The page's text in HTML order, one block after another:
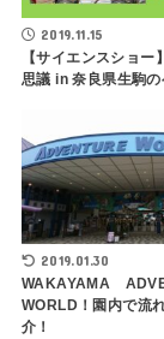
2019.11.15
【サイエンスショー
思議 in 奈良県生駒
2019.01.30
WAKAYAMA
WORLD！園内で流
介！